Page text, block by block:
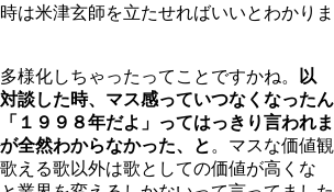
は米津玄師を立たせればいいとわかりま
様化しちゃったってことですかね。
以
談した時、マス感っていつなくなったん
１９９８年だよ」ってはっきり言われま
全然わからなかった、と 。マスな価値観
える歌以外は歌としての価値が高くな